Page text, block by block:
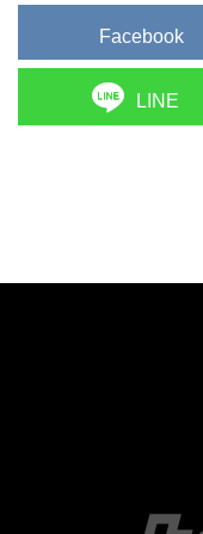
Facebook
LINE